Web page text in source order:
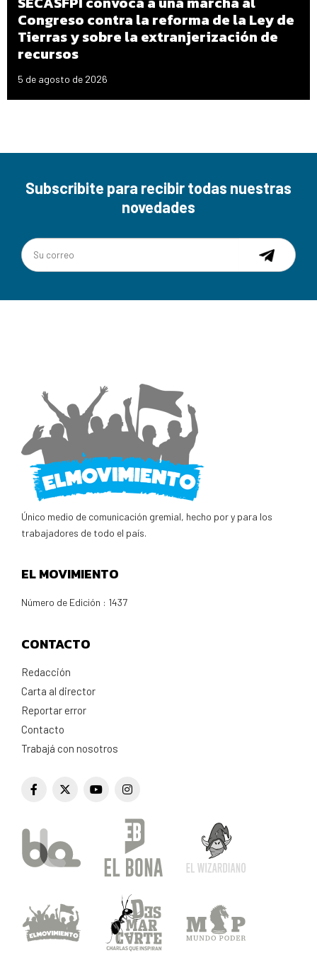
Congreso contra la reforma de la Ley de
Tierras y sobre la extranjerización de
recursos
5 de agosto de 2026
Subscribite para recibir todas nuestras
novedades
Único medio de comunicación gremial, hecho por y para los
trabajadores de todo el país.
EL MOVIMIENTO
Número de Edición : 1437
CONTACTO
Redacción
Carta al director
Reportar error
Contacto
Trabajá con nosotros